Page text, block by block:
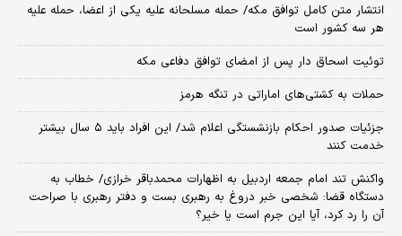
انتشار متن کامل توافق مکه/ حمله مسلحانه علیه یکی از اعضا، حمله علیه
هر سه کشور است
توئیت اسحاق دار پس از امضای توافق دفاعی مکه
حملات به کشتی‌های اماراتی در تنگه هرمز
جزئیات صدور احکام بازنشستگی اعلام شد/ این افراد باید ۵ سال بیشتر
خدمت کنند
واکنش تند امام جمعه اردبیل به اظهارات محمدباقر خرازی/ خطاب به
دستگاه قضا: شخصی خبر دروغ به رهبری بست و دفتر رهبری با صراحت
آن را رد کرد، آیا این جرم است یا خیر؟